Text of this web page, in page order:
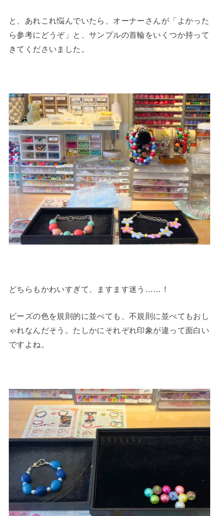
と、あれこれ悩んでいたら、オーナーさんが「よかった
ら参考にどうぞ」と、サンプルの首輪をいくつか持って
きてくださいました。
どちらもかわいすぎて、ますます迷う……！
ビーズの色を規則的に並べても、不規則に並べてもおし
ゃれなんだそう。たしかにそれぞれ印象が違って面白い
ですよね。